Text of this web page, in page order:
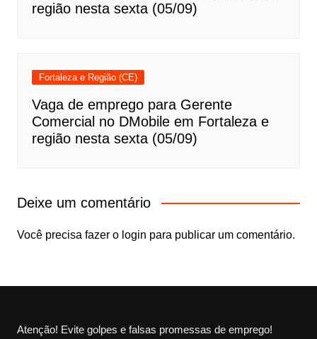
região nesta sexta (05/09)
Fortaleza e Região (CE)
Vaga de emprego para Gerente
Comercial no DMobile em Fortaleza e
região nesta sexta (05/09)
Deixe um comentário
Você precisa fazer o login para publicar um comentário.
Atenção! Evite golpes e falsas promessas de emprego!